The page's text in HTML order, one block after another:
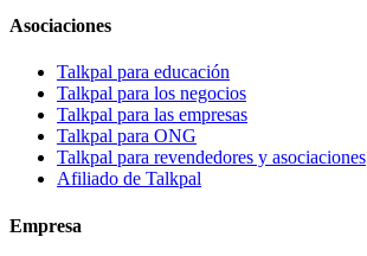
Asociaciones
Talkpal para educación
Talkpal para los negocios
Talkpal para las empresas
Talkpal para ONG
Talkpal para revendedores y asociaciones
Afiliado de Talkpal
Empresa